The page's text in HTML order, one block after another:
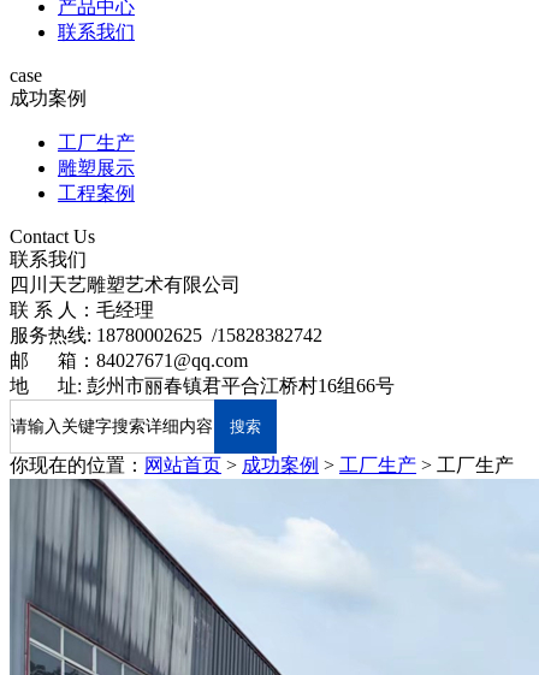
产品中心
联系我们
case
成功案例
工厂生产
雕塑展示
工程案例
Contact Us
联系我们
四川天艺雕塑艺术有限公司
联 系 人：毛经理
服务热线: 18780002625 /15828382742
邮 箱：84027671@qq.com
地 址: 彭州市丽春镇君平合江桥村16组66号
你现在的位置： 网站首页 > 成功案例 > 工厂生产 > 工厂生产